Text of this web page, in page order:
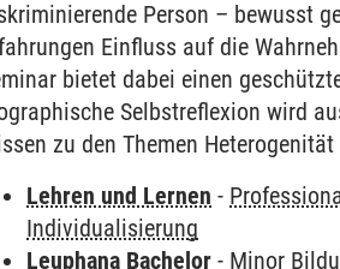
Person – bewusst
Einfluss auf die
bietet dabei einen
Selbstreflexion wird
zu den Themen
Lehren und Lernen -
Individualisierung
Leuphana Bachelor - Minor